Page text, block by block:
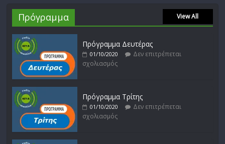
Πρόγραμμα View All
Πρόγραμμα Δευτέρας
01/10/2020
Δεν επιτρέπεται
σχολιασμός
Πρόγραμμα Τρίτης
01/10/2020
Δεν επιτρέπεται
σχολιασμός